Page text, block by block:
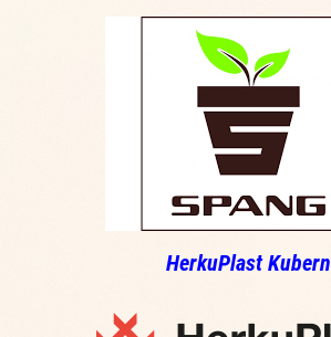
HerkuPlast Kubern